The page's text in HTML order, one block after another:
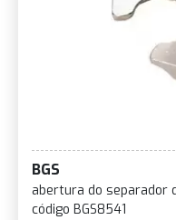
BGS
abertura do separador
código BGS8541